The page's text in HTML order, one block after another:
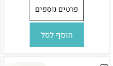
פרטים נוספים
הוסף לסל